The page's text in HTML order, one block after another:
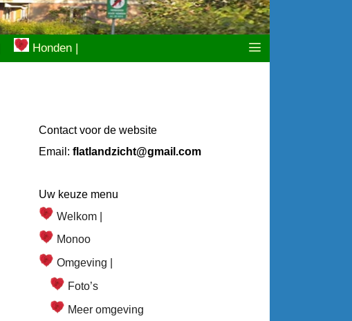
Honden |
Contact voor de website
Email:flatlandzicht@gmail.com
Uw keuze menu
Welkom |
Monoo
Omgeving |
Foto’s
Meer omgeving